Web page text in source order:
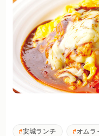
安城ランチ オムラ